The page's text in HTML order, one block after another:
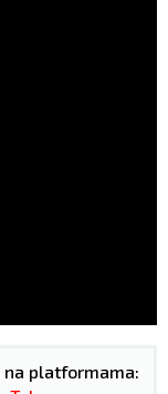
platformama: